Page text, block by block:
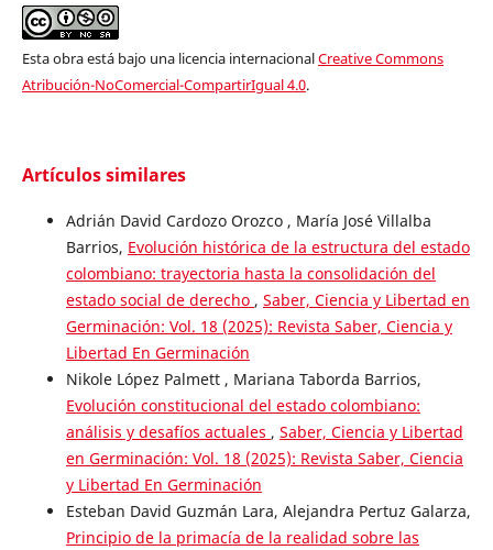
Esta obra está bajo una licencia internacionalCreative Commons
Atribución-NoComercial-CompartirIgual 4.0.
Artículos similares
Adrián David Cardozo Orozco , María José Villalba
Barrios, Evolución histórica de la estructura del estado
colombiano: trayectoria hasta la consolidación del
estado social de derecho , Saber, Ciencia y Libertad en
Germinación: Vol. 18 (2025): Revista Saber, Ciencia y
Libertad En Germinación
Nikole López Palmett , Mariana Taborda Barrios,
Evolución constitucional del estado colombiano:
análisis y desafíos actuales , Saber, Ciencia y Libertad
en Germinación: Vol. 18 (2025): Revista Saber, Ciencia
y Libertad En Germinación
Esteban David Guzmán Lara, Alejandra Pertuz Galarza,
Principio de la primacía de la realidad sobre las